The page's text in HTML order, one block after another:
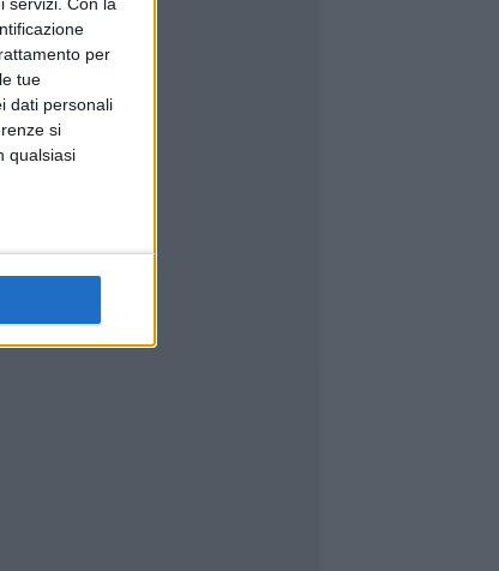
per
tue
dati personali
si
qualsiasi